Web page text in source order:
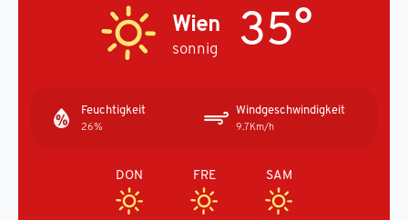
Wien
sonnig 35°
Feuchtigkeit
26%
Windgeschwindigkeit
9.7Km/h
DON FRE SAM